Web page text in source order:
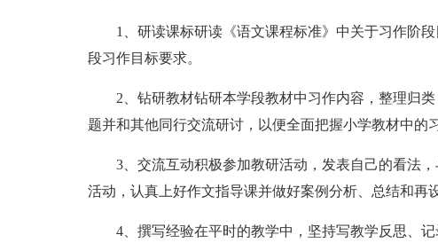
1、研读课标研读《语文课程标准》中关于习作阶
段习作目标要求。
2、钻研教材钻研本学段教材中习作内容，整理归
题并和其他同行交流研讨，以便全面把握小学教材中的
3、交流互动积极参加教研活动，发表自己的看法
活动，认真上好作文指导课并做好案例分析、总结和再
4、撰写经验在平时的教学中，坚持写教学反思、